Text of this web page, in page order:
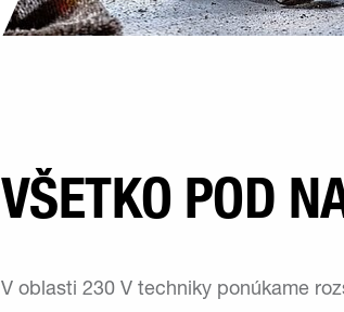
VŠETKO POD
V oblasti 230 V techniky ponúkame